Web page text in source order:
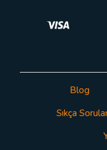
Blog
Sıkça